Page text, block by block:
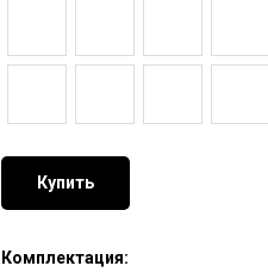
Купить
Комплектация: